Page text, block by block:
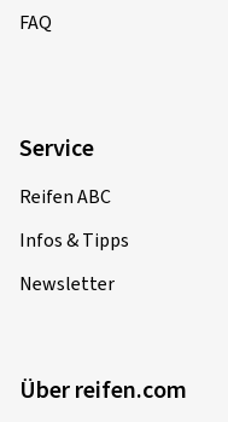
FAQ
Service
Reifen ABC
Infos & Tipps
Newsletter
Über reifen.com